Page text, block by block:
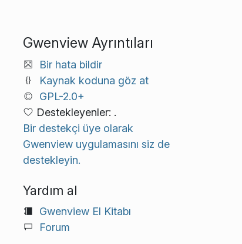
Gwenview Ayrıntıları
Bir hata bildir
Kaynak koduna göz at
GPL-2.0+
Destekleyenler: .
Bir destekçi üye olarak
Gwenview uygulamasını siz de
destekleyin.
Yardım al
Gwenview El Kitabı
Forum